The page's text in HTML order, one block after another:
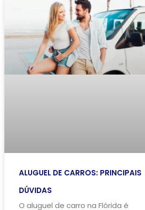
ALUGUEL DE CARROS: PRINCIPAIS
DÚVIDAS
O aluguel de carro na Flórida é